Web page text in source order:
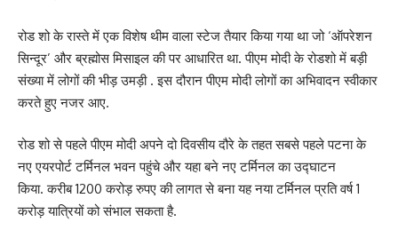
रोड शो के रास्ते में एक विशेष थीम वाला स्टेज तैयार किया गया था जो ‘ऑपरेशन
सिन्दूर’ और ब्रह्मोस मिसाइल की पर आधारित था. पीएम मोदी के रोडशो में बड़ी
संख्या में लोगों की भीड़ उमड़ी . इस दौरान पीएम मोदी लोगों का अभिवादन स्वीकार
करते हुए नजर आए.
रोड शो से पहले पीएम मोदी अपने दो दिवसीय दौरे के तहत सबसे पहले पटना के
नए एयरपोर्ट टर्मिनल भवन पहुंचे और यहा बने नए टर्मिनल का उद्घाटन
किया. करीब 1200 करोड़ रुपए की लागत से बना यह नया टर्मिनल प्रति वर्ष 1
करोड़ यात्रियों को संभाल सकता है.